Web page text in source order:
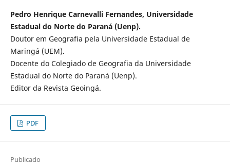
Pedro Henrique Carnevalli Fernandes, Universidade
Estadual do Norte do Paraná (Uenp).
Doutor em Geografia pela Universidade Estadual de
Maringá (UEM).
Docente do Colegiado de Geografia da Universidade
Estadual do Norte do Paraná (Uenp).
Editor da Revista Geoingá.
PDF
Publicado